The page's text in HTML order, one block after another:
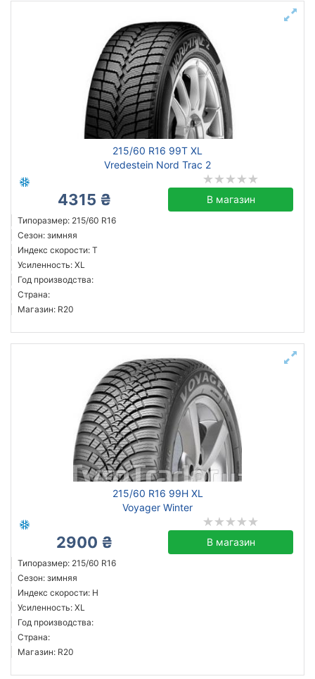
215/60 R16 99T XL
Vredestein Nord Trac 2
4315 ₴ В магазин
Типоразмер: 215/60 R16
Сезон: зимняя
Индекс скорости: T
Усиленность: XL
Год производства:
Страна:
Магазин: R20
215/60 R16 99H XL
Voyager Winter
2900 ₴ В магазин
Типоразмер: 215/60 R16
Сезон: зимняя
Индекс скорости: H
Усиленность: XL
Год производства:
Страна:
Магазин: R20